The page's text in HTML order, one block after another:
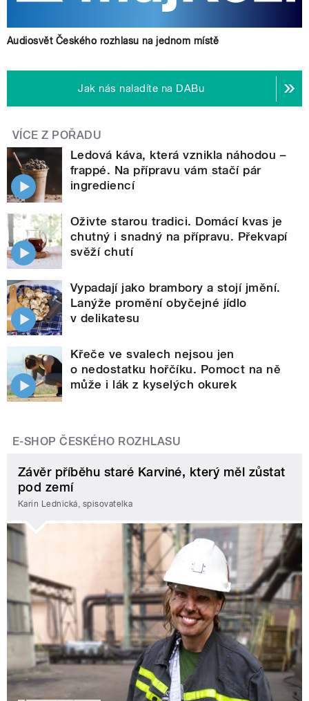
Audiosvět Českého rozhlasu na jednom místě
Jak nás naladíte na DABu
VÍCE Z POŘADU
Ledová káva, která vznikla náhodou –
frappé. Na přípravu vám stačí pár
ingrediencí
Oživte starou tradici. Domácí kvas je
chutný i snadný na přípravu. Překvapí
svěží chutí
Vypadají jako brambory a stojí jmění.
Lanýže promění obyčejné jídlo
v delikatesu
Křeče ve svalech nejsou jen
o nedostatku hořčíku. Pomoct na ně
může i lák z kyselých okurek
E-SHOP ČESKÉHO ROZHLASU
Závěr příběhu staré Karviné, který měl zůstat
pod zemí
Karin Lednická, spisovatelka